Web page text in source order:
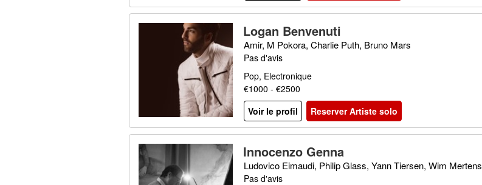
Logan Benvenuti
Amir, M Pokora, Charlie Puth, Bruno Mars
Pas d'avis
Pop, Electronique
€1000 - €2500
Voir le profil
Reserver Artiste solo
Innocenzo Genna
Ludovico Eimaudi, Philip Glass, Yann Tiersen, Wim Mertens
Pas d'avis